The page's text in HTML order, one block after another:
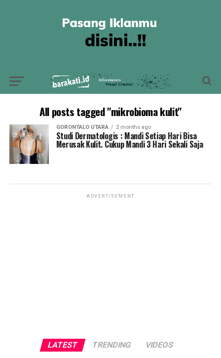
All posts tagged "mikrobioma kulit"
GORONTALO UTARA 2 months ago
Studi Dermatologis : Mandi Setiap Hari Bisa
Merusak Kulit. Cukup Mandi 3 Hari Sekali Saja
ADVERTISEMENT
LATEST TRENDING VIDEOS